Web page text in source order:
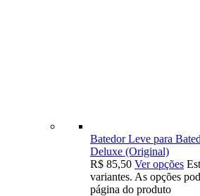
Batedor Leve para
Deluxe (Original)
R$ 85,50 Ver opções
variantes. As opções
página do produto